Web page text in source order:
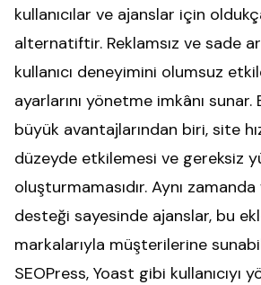
kullanıcılar ve ajanslar için
alternatiftir. Reklamsız ve sade
kullanıcı deneyimini olumsuz
ayarlarını yönetme imkânı
büyük avantajlarından biri, site
düzeyde etkilemesi ve gereksiz
oluşturmamasıdır. Aynı
desteği sayesinde ajanslar, bu
markalarıyla müşterilerine
SEOPress, Yoast gibi kullanıcıyı